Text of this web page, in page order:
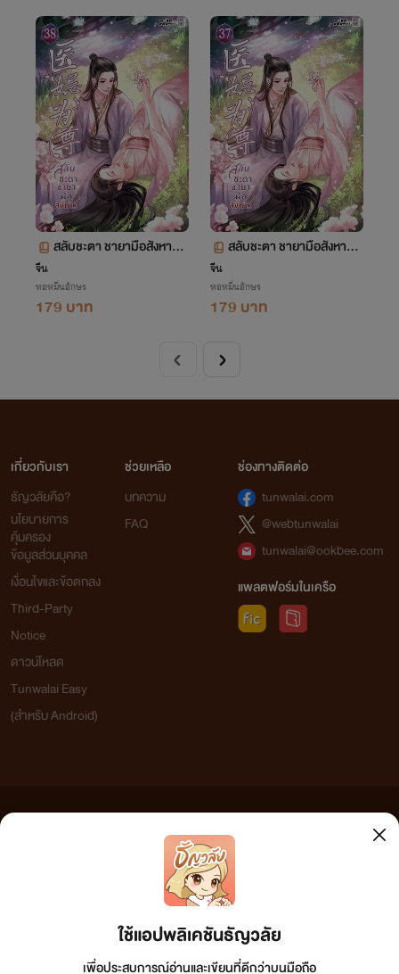
สลับชะตา ชายามือสังหาร เ
จีน
หอหมื่นอักษร
179 บาท
สลับชะตา ชายามือสังหาร เ
จีน
หอหมื่นอักษร
179 บาท
ใช้แอปพลิเคชันธัญวลัย
เพื่อประสบการณ์อ่านและเขียนที่ดีกว่าบนมือถือ
เกี่ยวกับเรา
ธัญวลัยคือ?
นโยบายการ
คุ้มครอง
ข้อมูลส่วนบุคคล
เงื่อนไขและข้อตกลง
Third-Party
Notice
ดาวน์โหลด
Tunwalai Easy
(สำหรับ Android)
ช่วยเหลือ
บทความ
FAQ
ช่องทางติดต่อ
tunwalai.com
@webtunwalai
tunwalai@ookbee.com
แพลตฟอร์มในเครือ
เว็บไซต์แห่งนี้ไม่ได้เห็นด้วยและไม่ขอรับผิดชอบต่อข้อความใดๆ ทั้งสิ้น ดังนั้นผู้อ่านทุกท่านโปรดใช้
วิจารณญาณในการกลั่นกรองด้วยตนเอง และหากท่านพบข้อความใดๆ ที่ขัดต่อกฎหมายและศีลธรรม
กรุณาแจ้งมาที่ tunwalai@ookbee.com เพื่อทีมงานจะได้ดำเนินการในทันที ทั้งนี้ ทางเว็บไซต์ขอสงวน
ลิขสิทธิ์ตามพระราชบัญญัติลิขสิทธิ์ (ฉบับเพิ่มเติม) พ.ศ.2558